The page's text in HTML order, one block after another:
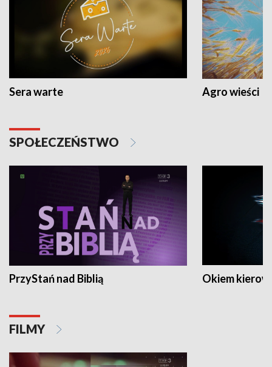
Sera warte Agro wieści
SPOŁECZEŃSTWO
PrzyStań nad Biblią Okiem
FILMY